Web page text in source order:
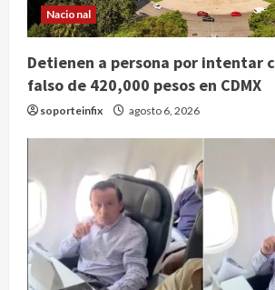
Nacional
Detienen a persona por intentar
falso de 420,000 pesos en CDMX
soporteinfix agosto 6, 2026